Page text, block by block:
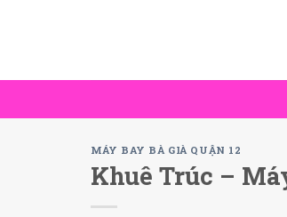
MÁY BAY BÀ GIÀ QUẬN 12
Khuê Trúc –